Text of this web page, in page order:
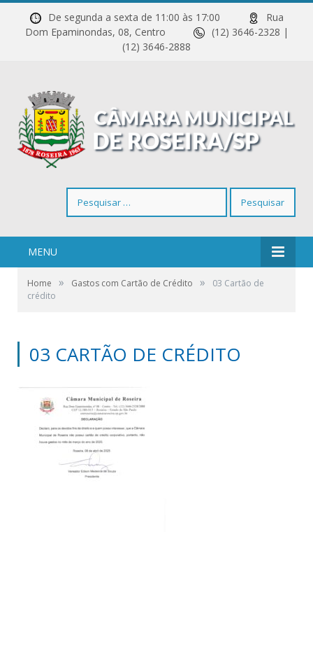
De segunda a sexta de 11:00 às 17:00
Rua
Dom Epaminondas, 08, Centro
(12) 3646-2328 |
(12) 3646-2888
por:
MENU
Home » Gastos com Cartão de Crédito »
03 Cartão de
crédito
03 CARTÃO DE CRÉDITO